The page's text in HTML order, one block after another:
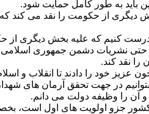
باید به طور کامل حمایت شود.
از حکومت را نقد می کند که
درست کنیم که علیه بخش دیگری از
نشریات دشمن جمهوری اسلامی
را نقد کند.
خود را دادند تا انقلاب و
در جهت تحقق آرمان های شهدا،
آن را وظیفه دولت می دانم.
جزو اولویت های اول است،